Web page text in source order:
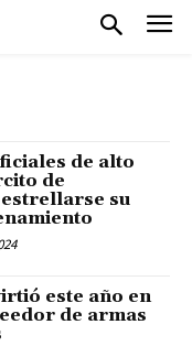
de alto
de
su
este año en
de armas